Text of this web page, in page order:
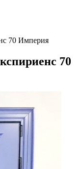
70 Империя
70